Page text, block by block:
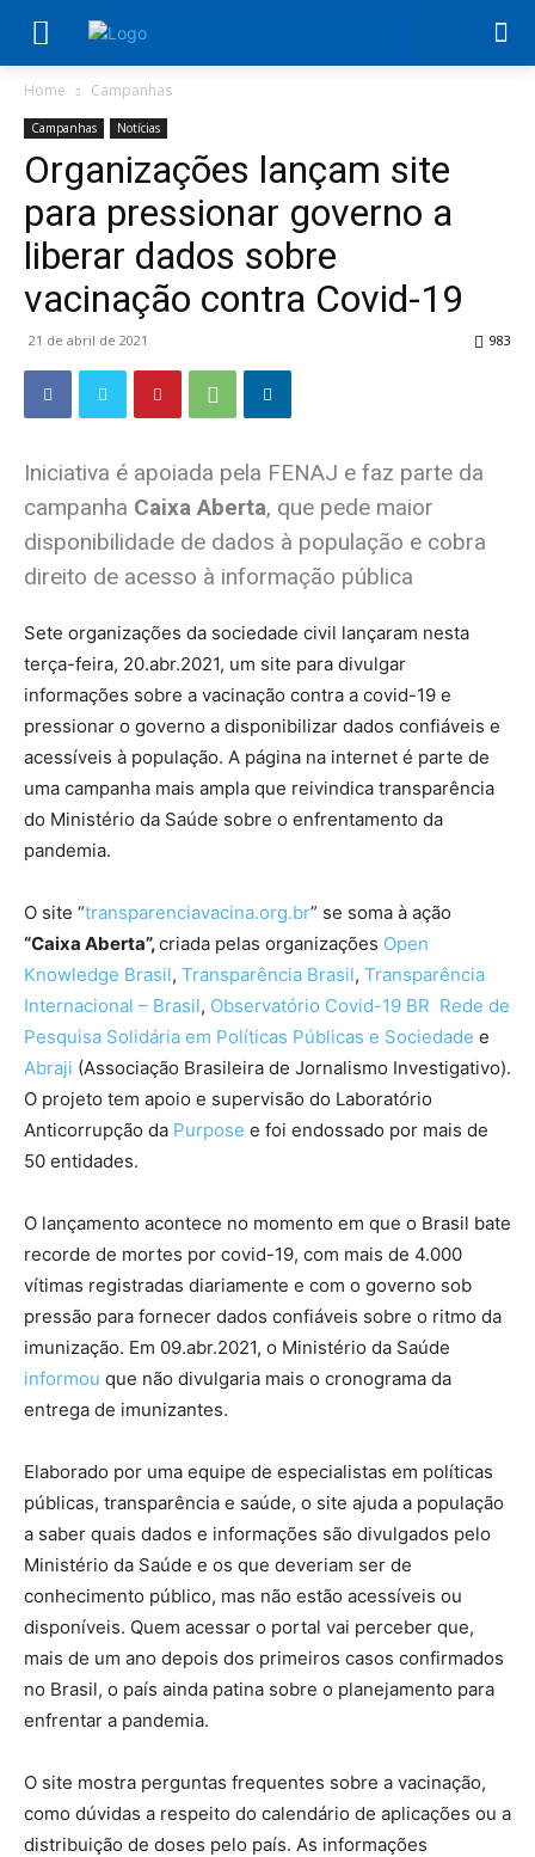
Home Campanhas
Campanhas Notícias
Organizações lançam site
para pressionar governo a
liberar dados sobre
vacinação contra Covid-19
21 de abril de 2021 983
Iniciativa é apoiada pela FENAJ e faz parte da
campanha Caixa Aberta, que pede maior
disponibilidade de dados à população e cobra
direito de acesso à informação pública
Sete organizações da sociedade civil lançaram nesta
terça-feira, 20.abr.2021, um site para divulgar
informações sobre a vacinação contra a covid-19 e
pressionar o governo a disponibilizar dados confiáveis e
acessíveis à população. A página na internet é parte de
uma campanha mais ampla que reivindica transparência
do Ministério da Saúde sobre o enfrentamento da
pandemia.
O site “transparenciavacina.org.br” se soma à ação
“Caixa Aberta”,criada pelas organizações Open
Knowledge Brasil, Transparência Brasil, Transparência
Internacional – Brasil, Observatório Covid-19 BR Rede de
Pesquisa Solidária em Políticas Públicas e Sociedade e
Abraji (Associação Brasileira de Jornalismo Investigativo).
O projeto tem apoio e supervisão do Laboratório
Anticorrupção da Purpose e foi endossado por mais de
50 entidades.
O lançamento acontece no momento em que o Brasil bate
recorde de mortes por covid-19, com mais de 4.000
vítimas registradas diariamente e com o governo sob
pressão para fornecer dados confiáveis sobre o ritmo da
imunização. Em 09.abr.2021, o Ministério da Saúde
informou que não divulgaria mais o cronograma da
entrega de imunizantes.
Elaborado por uma equipe de especialistas em políticas
públicas, transparência e saúde, o site ajuda a população
a saber quais dados e informações são divulgados pelo
Ministério da Saúde e os que deveriam ser de
conhecimento público, mas não estão acessíveis ou
disponíveis. Quem acessar o portal vai perceber que,
mais de um ano depois dos primeiros casos confirmados
no Brasil, o país ainda patina sobre o planejamento para
enfrentar a pandemia.
O site mostra perguntas frequentes sobre a vacinação,
como dúvidas a respeito do calendário de aplicações ou a
distribuição de doses pelo país. As informações